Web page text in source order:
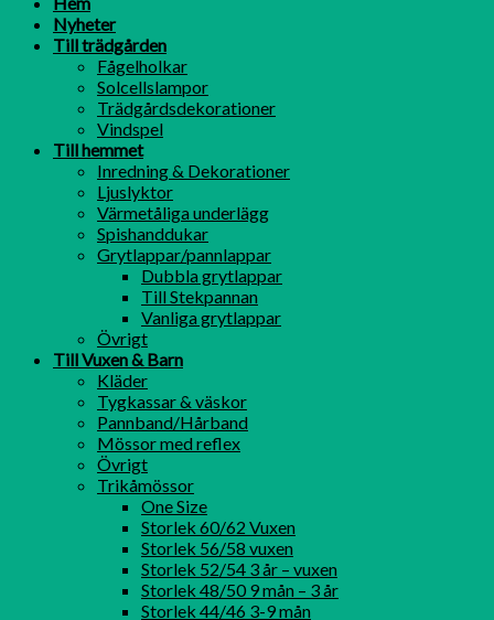
Nyheter
Till trädgården
Fågelholkar
Solcellslampor
Trädgårdsdekorationer
Vindspel
Till hemmet
Inredning & Dekorationer
Ljuslyktor
Värmetåliga underlägg
Spishanddukar
Grytlappar/pannlappar
Dubbla grytlappar
Till Stekpannan
Vanliga grytlappar
Övrigt
Till Vuxen & Barn
Kläder
Tygkassar & väskor
Pannband/Hårband
Mössor med reflex
Övrigt
Trikåmössor
One Size
Storlek 60/62 Vuxen
Storlek 56/58 vuxen
Storlek 52/54 3 år – vuxen
Storlek 48/50 9 mån – 3 år
Storlek 44/46 3-9 mån